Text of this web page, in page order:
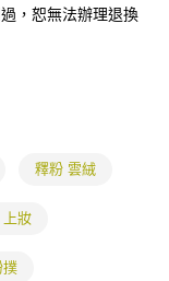
項蒐集、處理及利用，
及更正。
顯示為準，若有關於
相關給付款項請求債
同意方可使用
，本公司不負相關責
用戶狀況，依本公司即
，恕無法辦理退換
釋粉 雲絨
上妝
撲